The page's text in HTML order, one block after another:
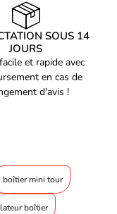
SOUS 14
JOURS
et rapide avec
en cas de
d'avis !
boîtier mini tour
boîtier